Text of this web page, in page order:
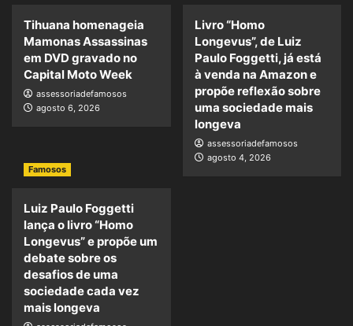
Tihuana homenageia
Mamonas Assassinas
em DVD gravado no
Capital Moto Week
assessoriadefamosos
agosto 6, 2026
Livro “Homo
Longevus”, de Luiz
Paulo Foggetti, já está
à venda na Amazon e
propõe reflexão sobre
uma sociedade mais
longeva
assessoriadefamosos
agosto 4, 2026
Famosos
Luiz Paulo Foggetti
lança o livro “Homo
Longevus” e propõe um
debate sobre os
desafios de uma
sociedade cada vez
mais longeva